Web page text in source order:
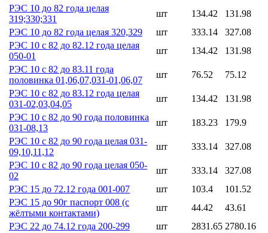
РЭС 10 до 82 года целая
319;330;331
шт 134.42
131.98
РЭС 10 до 82 года целая 320,329
шт 333.14
327.08
РЭС 10 с 82 до 82.12 года целая
050-01
шт 134.42
131.98
РЭС 10 с 82 до 83.11 года
половинка 01,06,07,031-01,06,07
шт 76.52
75.12
РЭС 10 с 82 до 83.12 года целая
031-02,03,04,05
шт 134.42
131.98
РЭС 10 с 82 до 90 года половинка
031-08,13
шт 183.23
179.9
РЭС 10 с 82 до 90 года целая 031-
09,10,11,12
шт 333.14
327.08
РЭС 10 с 82 до 90 года целая 050-
02
шт 333.14
327.08
РЭС 15 до 72.12 года 001-007
шт 103.4
101.52
РЭС 15 до 90г паспорт 008 (с
жёлтыми контактами)
шт 44.42
43.61
РЭС 22 до 74.12 года 200-299
шт 2831.65 2780.16